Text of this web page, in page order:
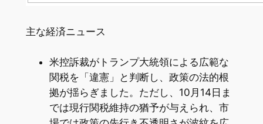
主な経済ニュース
米控訴裁がトランプ大統領による広範な
関税を「違憲」と判断し、政策の法的根
拠が揺らぎました。ただし、10月14日ま
では現行関税維持の猶予が与えられ、市